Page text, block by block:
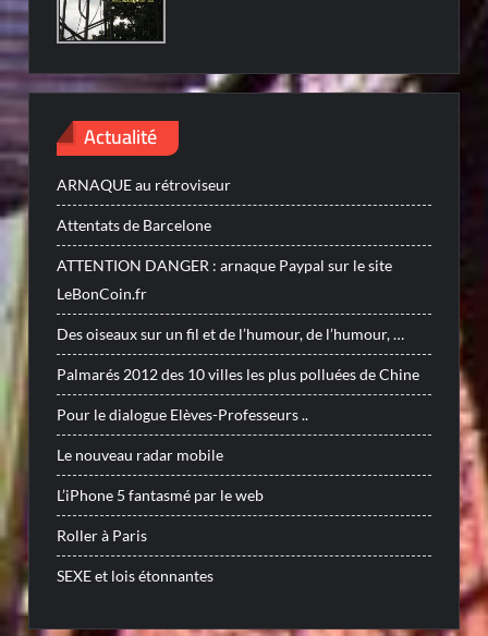
Actualité
ARNAQUE au rétroviseur
Attentats de Barcelone
ATTENTION DANGER : arnaque Paypal sur le site
LeBonCoin.fr
Des oiseaux sur un fil et de l’humour, de l’humour, …
Palmarés 2012 des 10 villes les plus polluées de Chine
Pour le dialogue Elèves-Professeurs ..
Le nouveau radar mobile
L’iPhone 5 fantasmé par le web
Roller à Paris
SEXE et lois étonnantes